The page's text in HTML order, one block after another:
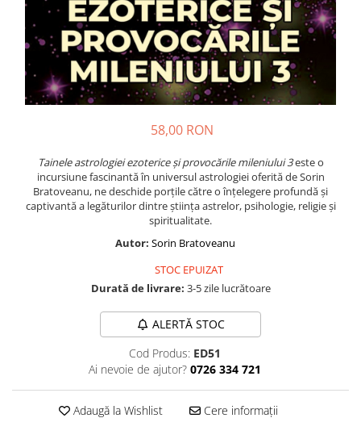
Ficțiune
Viata după moarte
Non-dualitate
Vindecare
Povestiri
Relații de cuplu
Seria Masaru Emoto
Inspiraţie divină
Îngeri
Vindecare spirituală
58,00 RON
Tainele astrologiei ezoterice și provocările mileniului 3este o
incursiune fascinantă în universul astrologiei oferită de Sorin
Bratoveanu, ne deschide porțile către o înțelegere profundă și
captivantă a legăturilor dintre știința astrelor, psihologie, religie și
spiritualitate.
Autor: Sorin Bratoveanu
STOC EPUIZAT
Durată de livrare: 3-5 zile lucrătoare
ALERTĂ STOC
Cod Produs: ED51
Ai nevoie de ajutor? 0726 334 721
Adaugă la Wishlist Cere informații